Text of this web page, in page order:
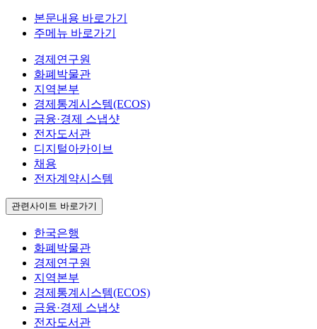
본문내용 바로가기
주메뉴 바로가기
경제연구원
화폐박물관
지역본부
경제통계시스템(ECOS)
금융·경제 스냅샷
전자도서관
디지털아카이브
채용
전자계약시스템
관련사이트 바로가기
한국은행
화폐박물관
경제연구원
지역본부
경제통계시스템(ECOS)
금융·경제 스냅샷
전자도서관